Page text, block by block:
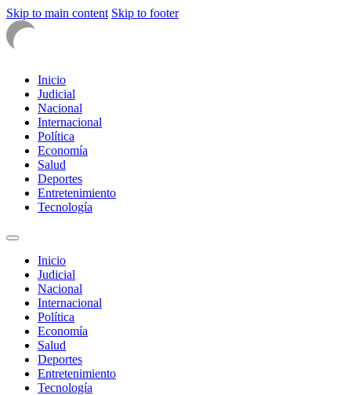
Skip to main content Skip to footer
Inicio
Judicial
Nacional
Internacional
Política
Economía
Salud
Deportes
Entretenimiento
Tecnología
Inicio
Judicial
Nacional
Internacional
Política
Economía
Salud
Deportes
Entretenimiento
Tecnología